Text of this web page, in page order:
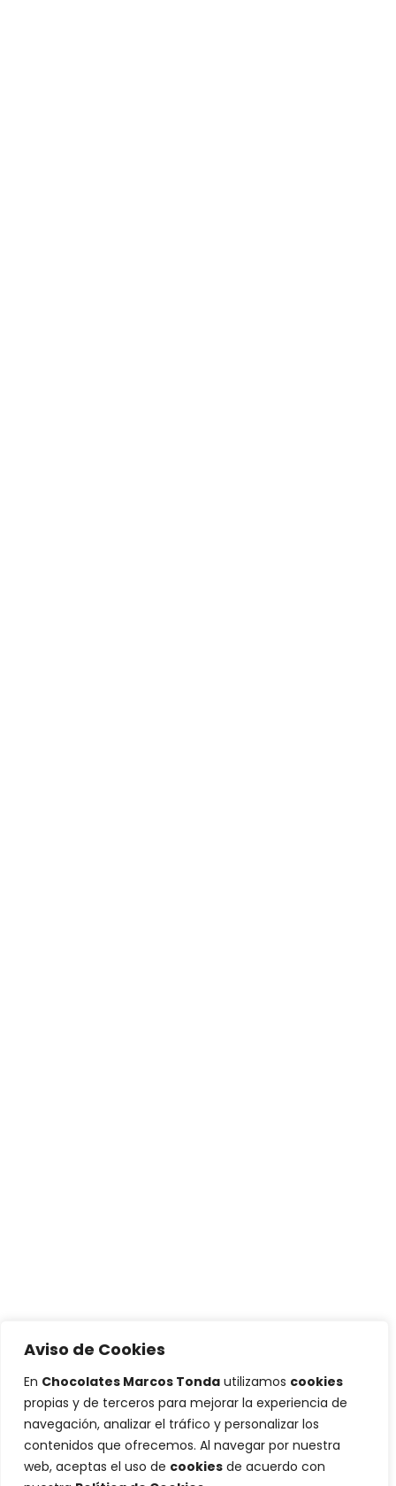
Aviso de Cookies
En Chocolates Marcos Tonda utilizamos cookies
propias y de terceros para mejorar la experiencia de
navegación, analizar el tráfico y personalizar los
contenidos que ofrecemos. Al navegar por nuestra
web, aceptas el uso de cookies de acuerdo con